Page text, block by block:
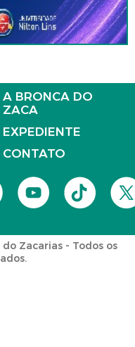
A BRONCA DO
ZACA
EXPEDIENTE
CONTATO
Zacarias - Todos os